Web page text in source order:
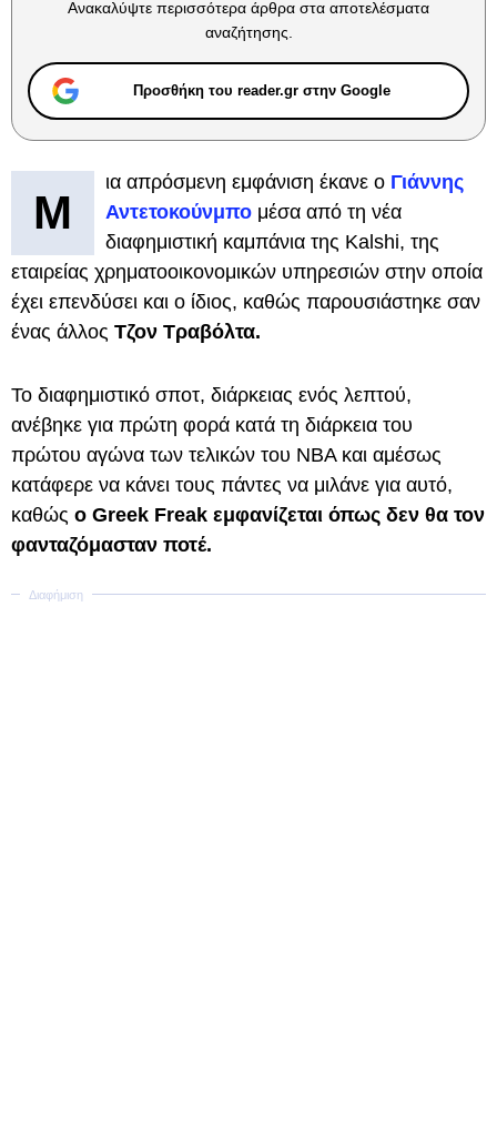
Ανακαλύψτε περισσότερα άρθρα στα αποτελέσματα
αναζήτησης.
Προσθήκη του reader.gr στην Google
Μ
ια απρόσμενη εμφάνιση έκανε ο Γιάννης
Αντετοκούνμπο μέσα από τη νέα
διαφημιστική καμπάνια της Kalshi, της
εταιρείας χρηματοοικονομικών υπηρεσιών στην οποία
έχει επενδύσει και ο ίδιος, καθώς παρουσιάστηκε σαν
ένας άλλος Τζον Τραβόλτα.
Το διαφημιστικό σποτ, διάρκειας ενός λεπτού,
ανέβηκε για πρώτη φορά κατά τη διάρκεια του
πρώτου αγώνα των τελικών του NBA και αμέσως
κατάφερε να κάνει τους πάντες να μιλάνε για αυτό,
καθώς ο Greek Freak εμφανίζεται όπως δεν θα τον
φανταζόμασταν ποτέ.